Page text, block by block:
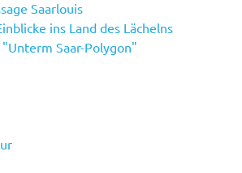
Saarlouis
ins Land des Lächelns
Saar-Polygon"